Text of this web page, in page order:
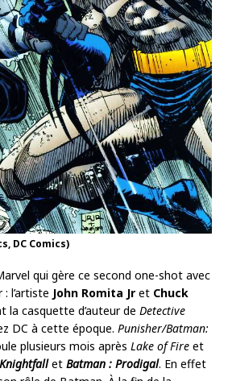
DC Comics)
qui gère ce second one-shot avec
l’artiste John Romita Jr et Chuck
la casquette d’auteur de Detective
DC à cette époque. Punisher/Batman:
plusieurs mois après Lake of Fire et
et Batman : Prodigal. En effet